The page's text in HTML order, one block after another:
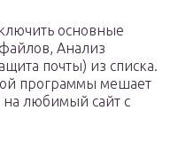
основные
Анализ
почты) из списка.
программы мешает
на любимый сайт с